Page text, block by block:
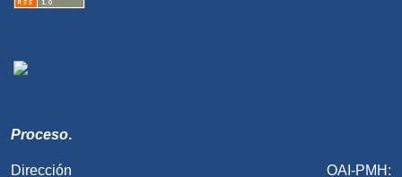
Proceso.
Dirección OAI-PMH: